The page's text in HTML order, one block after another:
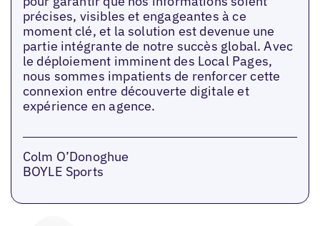
précises, visibles et engageantes à ce
moment clé, et la solution est devenue une
partie intégrante de notre succès global. Avec
le déploiement imminent des Local Pages,
nous sommes impatients de renforcer cette
connexion entre découverte digitale et
expérience en agence.
Colm O’Donoghue
BOYLE Sports